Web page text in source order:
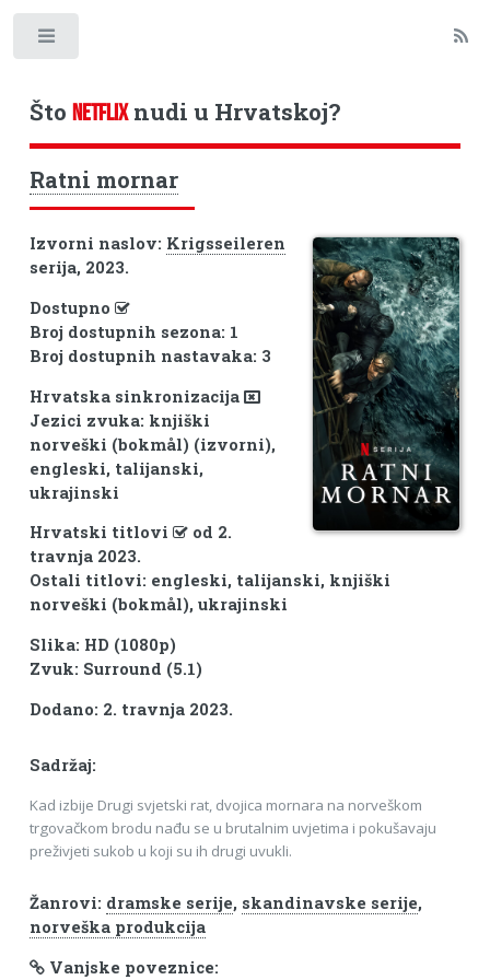
Što NETFLIXnudi u Hrvatskoj?
Ratni mornar
Izvorni naslov: Krigsseileren
serija, 2023.
Dostupno
Broj dostupnih sezona: 1
Broj dostupnih nastavaka: 3
Hrvatska sinkronizacija
Jezici zvuka: knjiški
norveški (bokmål) (izvorni),
engleski, talijanski,
ukrajinski
Hrvatski titlovi
od 2.
travnja 2023.
Ostali titlovi: engleski, talijanski, knjiški
norveški (bokmål), ukrajinski
Slika: HD (1080p)
Zvuk: Surround (5.1)
Dodano: 2. travnja 2023.
Sadržaj:
Kad izbije Drugi svjetski rat, dvojica mornara na norveškom
trgovačkom brodu nađu se u brutalnim uvjetima i pokušavaju
preživjeti sukob u koji su ih drugi uvukli.
Žanrovi: dramske serije, skandinavske serije,
norveška produkcija
Vanjske poveznice: